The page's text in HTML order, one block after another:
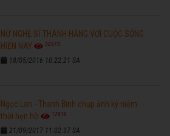
NỮ NGHỆ SĨ THANH HẰNG VỚI CUỘC SỐNG
HIỆN NAY
32573
18/05/2016 10:22:21 SA
Ngọc Lan - Thanh Bình chụp ảnh kỷ niệm
thời hẹn hò
17819
21/09/2017 11:02:37 SA